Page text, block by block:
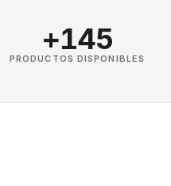
+145
PRODUCTOS DISPONIBLES